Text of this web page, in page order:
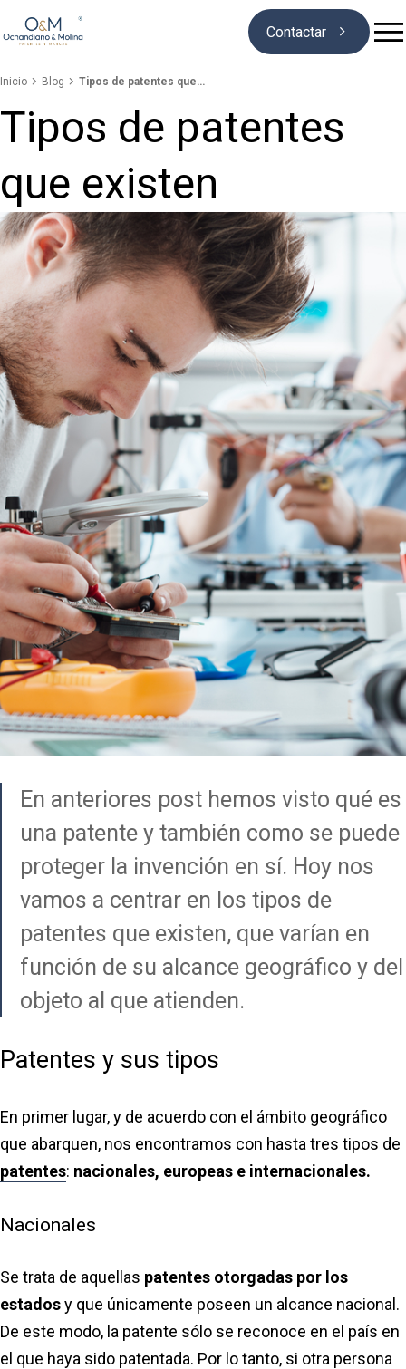
Quiénes somos
Marcas
Patentes
Blog
Contactar 
Inicio  Blog  Tipos de patentes que…
Tipos de patentes
que existen
En anteriores post hemos visto qué es
una patente y también como se puede
proteger la invención en sí. Hoy nos
vamos a centrar en los tipos de
patentes que existen, que varían en
función de su alcance geográfico y del
objeto al que atienden.
Patentes y sus tipos
En primer lugar, y de acuerdo con el ámbito geográfico
que abarquen, nos encontramos con hasta tres tipos de
patentes: nacionales, europeas e internacionales.
Nacionales
Se trata de aquellas patentes otorgadas por los
estadosy que únicamente poseen un alcance nacional.
De este modo, la patente sólo se reconoce en el país en
el que haya sido patentada. Por lo tanto, si otra persona